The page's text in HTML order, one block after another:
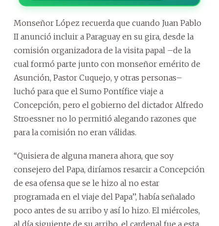
Monseñor López recuerda que cuando Juan Pablo
II anunció incluir a Paraguay en su gira, desde la
comisión organizadora de la visita papal –de la
cual formó parte junto con monseñor emérito de
Asunción, Pastor Cuquejo, y otras personas–
luchó para que el Sumo Pontífice viaje a
Concepción, pero el gobierno del dictador Alfredo
Stroessner no lo permitió alegando razones que
para la comisión no eran válidas.
‘‘Quisiera de alguna manera ahora, que soy
consejero del Papa, diríamos resarcir a Concepción
de esa ofensa que se le hizo al no estar
programada en el viaje del Papa’’, había señalado
poco antes de su arribo y así lo hizo. El miércoles,
al día siguiente de su arribo, el cardenal fue a esta